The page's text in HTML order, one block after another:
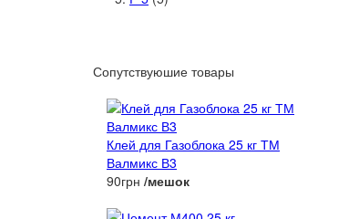
Сопутствуюшие товары
Клей для Газоблока 25 кг ТМ
Валмикс В3
90грн /мешок